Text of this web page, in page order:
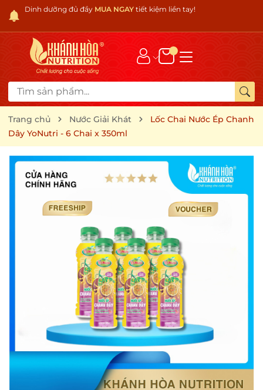
Dinh dưỡng đủ đầy MUA NGAY tiết kiệm liền tay!
Trang chủ Nước Giải Khát
Lốc Chai Nước Ép Chanh
Dây YoNutri - 6 Chai x 350ml